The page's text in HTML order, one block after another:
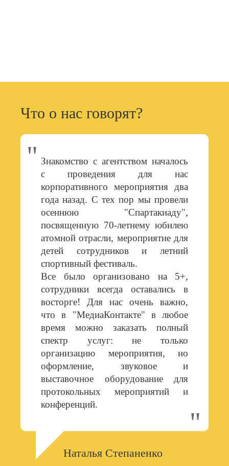
Что о нас говорят?
Знакомство с агентством началось
с проведения для нас
корпоративного мероприятия два
года назад. С тех пор мы провели
осеннюю "Спартакиаду",
посвященную 70-летнему юбилею
атомной отрасли, мероприятие для
детей сотрудников и летний
спортивный фестиваль.
Все было организовано на 5+,
сотрудники всегда оставались в
восторге! Для нас очень важно,
что в "МедиаКонтакте" в любое
время можно заказать полный
спектр услуг: не только
организацию мероприятия, но
оформление, звуковое и
выставочное оборудование для
протокольных мероприятий и
конференций.
Наталья Степаненко